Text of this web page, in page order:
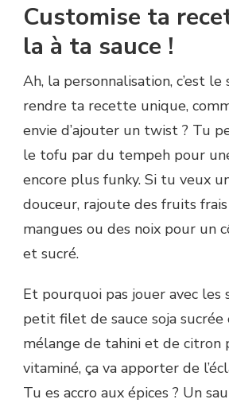
Customise ta
la à ta sauce !
Ah, la personnalisation, c’est
rendre ta recette unique,
envie d’ajouter un twist ? Tu
le tofu par du tempeh pour
encore plus funky. Si tu veux
douceur, rajoute des fruits
mangues ou des noix pour un
et sucré.
Et pourquoi pas jouer avec les
petit filet de sauce soja sucrée
mélange de tahini et de citron
vitaminé, ça va apporter de
Tu es accro aux épices ? Un